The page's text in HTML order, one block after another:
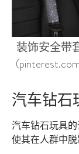
装饰安全带
汽车钻石
汽车钻石玩具
使其在人群中脱